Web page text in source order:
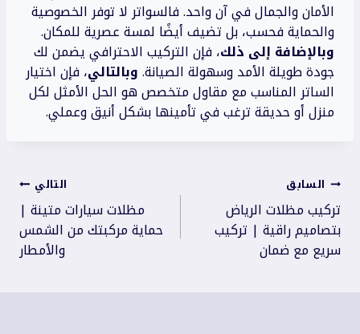
الأمان والجمال في آن واحد. فالسواتر لا توفر الخصوصية
والحماية فحسب، بل تضيف أيضًا لمسة عصرية للمكان.
وبالإضافة إلى ذلك، فإن التركيب الاحترافي يضمن لك
جودة طويلة الأمد وسهولة الصيانة.وبالتالي، فإن اختيار
الساتر المناسب مع مقاول متخصص هو الحل الأمثل لكل
منزل أو حديقة ترغب في تأمينها بشكل أنيق وعملي.
تصفّح
المقالات
السابق
تركيب مظلات الرياض
بتصاميم راقية | تركيب
سريع مع ضمان
التالي
مظلات سيارات متينة |
حماية مركبتك من الشمس
والأمطار